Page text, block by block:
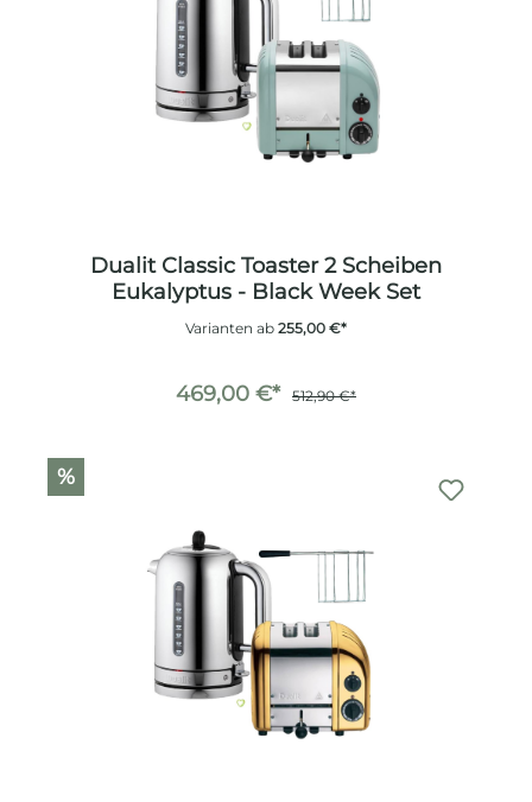
Dualit Classic Toaster 2 Scheiben
Eukalyptus - Black Week Set
Varianten ab 255,00 €*
469,00 €* 512,90 €*
%